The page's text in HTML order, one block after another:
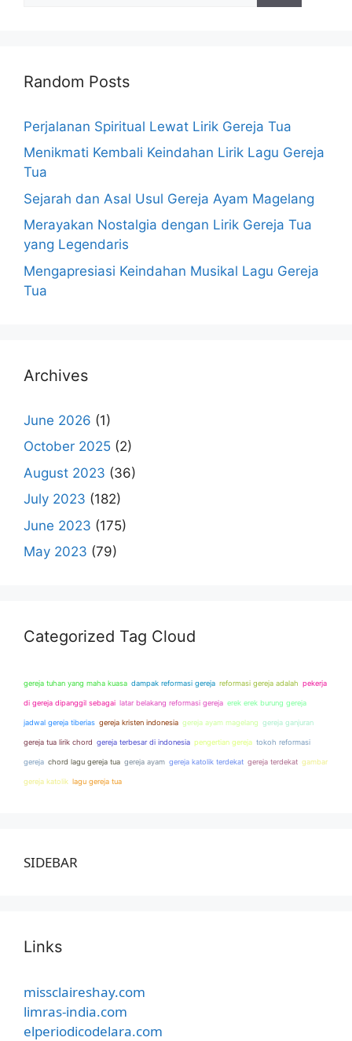
Random Posts
Perjalanan Spiritual Lewat Lirik Gereja Tua
Menikmati Kembali Keindahan Lirik Lagu Gereja
Tua
Sejarah dan Asal Usul Gereja Ayam Magelang
Merayakan Nostalgia dengan Lirik Gereja Tua
yang Legendaris
Mengapresiasi Keindahan Musikal Lagu Gereja
Tua
Archives
June 2026 (1)
October 2025 (2)
August 2023 (36)
July 2023 (182)
June 2023 (175)
May 2023 (79)
Categorized Tag Cloud
gereja tuhan yang maha kuasa dampak reformasi gereja reformasi gereja adalah pekerja
di gereja dipanggil sebagai latar belakang reformasi gereja erek erek burung gereja
jadwal gereja tiberias gereja kristen indonesia gereja ayam magelang gereja ganjuran
gereja tua lirik chord gereja terbesar di indonesia pengertian gereja tokoh reformasi
gereja chord lagu gereja tua gereja ayam gereja katolik terdekat gereja terdekat gambar
gereja katolik lagu gereja tua
SIDEBAR
Links
missclaireshay.com
limras-india.com
elperiodicodelara.com